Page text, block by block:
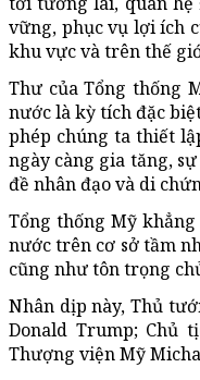
vững, phục vụ lợi ích
khu vực và trên thế
Thư của Tổng thống
nước là kỳ tích đặc
phép chúng ta thiết
ngày càng gia tăng,
đề nhân đạo và di
Tổng thống Mỹ
nước trên cơ sở tầm
cũng như tôn trọng
Nhân dịp này, Thủ
Donald Trump; Chủ
Thượng viện Mỹ